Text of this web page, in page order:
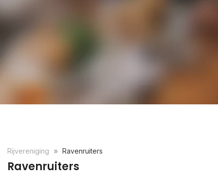
Rijvereniging Ravenruiters
Ravenruiters